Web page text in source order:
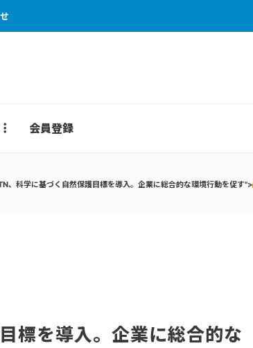
会員登録
、科学に基づく自然保護目標を導入。企業に総合的な環境行動を促す">
標を導入。企業に総合的な